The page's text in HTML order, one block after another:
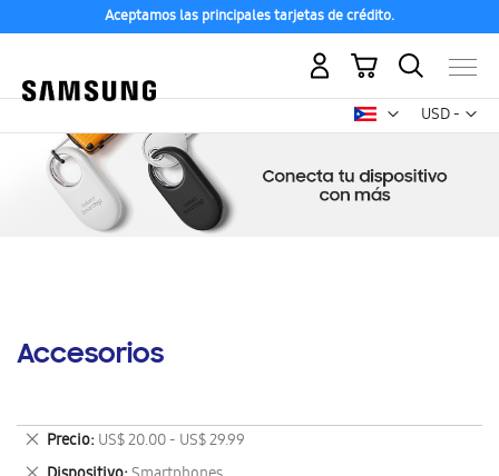
Aceptamos las principales tarjetas de crédito.
USD -
dólar
Mi carrito
Accesorios
Precio US$ 20.00 - US$ 29.99
Eliminar
este